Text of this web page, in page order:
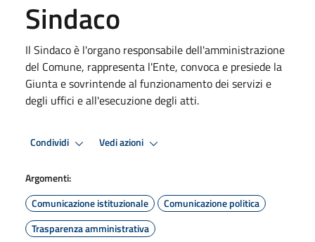
Sindaco
Il Sindaco è l'organo responsabile dell'amministrazione
del Comune, rappresenta l'Ente, convoca e presiede la
Giunta e sovrintende al funzionamento dei servizi e
degli uffici e all'esecuzione degli atti.
Condividi Vedi azioni
Argomenti:
Comunicazione istituzionale
Comunicazione politica
Trasparenza amministrativa